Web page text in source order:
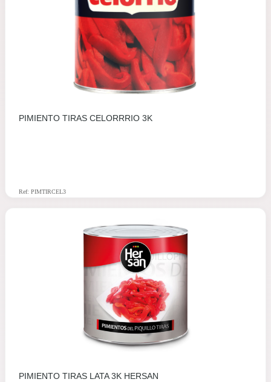
PIMIENTO TIRAS CELORRRIO 3K
Ref: PIMTIRCEL3
PIMIENTO TIRAS LATA 3K HERSAN